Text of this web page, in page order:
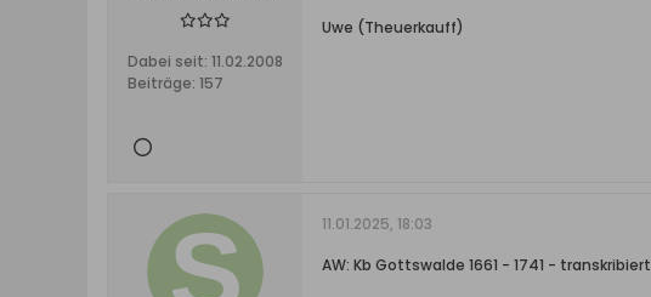
Dabei seit: 11.02.2008
Beiträge: 157
Uwe (Theuerkauff)
11.01.2025, 18:03
AW: Kb Gottswalde 1661 - 1741 - transkribiert